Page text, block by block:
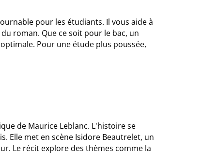
pour les étudiants. Il vous aide à
roman. Que ce soit pour le bac, un
Pour une étude plus poussée,
de Maurice Leblanc. L'histoire se
Elle met en scène Isidore Beautrelet, un
Le récit explore des thèmes comme la